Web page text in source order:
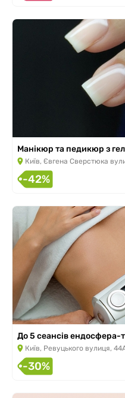
Манікюр та педикюр з
Київ, Євгена Сверстюка
-42%
До 5 сеансів ендосфера-
Київ, Ревуцького вулиця,
-30%